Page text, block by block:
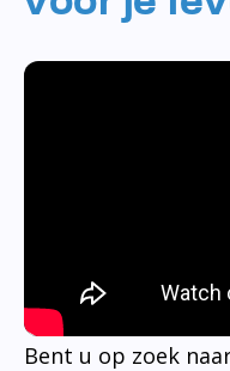
Bent u op zoek